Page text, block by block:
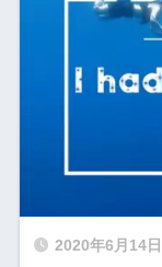
2020年6月14日